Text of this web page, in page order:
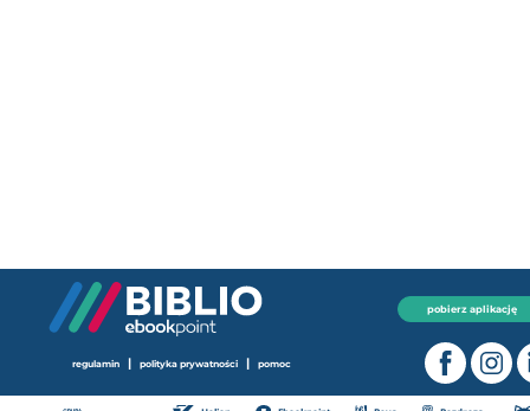
pobierz aplikację
regulamin | polityka prywatności | pomoc